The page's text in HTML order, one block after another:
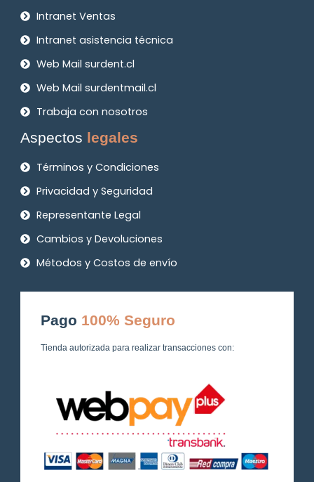
Intranet Ventas
Intranet asistencia técnica
Web Mail surdent.cl
Web Mail surdentmail.cl
Trabaja con nosotros
Aspectos legales
Términos y Condiciones
Privacidad y Seguridad
Representante Legal
Cambios y Devoluciones
Métodos y Costos de envío
Pago 100% Seguro
Tienda autorizada para realizar transacciones con: